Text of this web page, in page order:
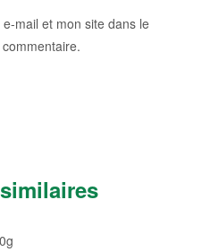
mail et mon site dans le